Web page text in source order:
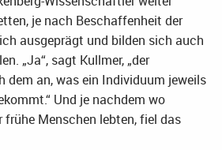
je nach Beschaffenheit der
ausgeprägt und bilden sich auch
„Ja“, sagt Kullmer, „der
dem an, was ein Individuum jeweils
Und je nachdem wo
frühe Menschen lebten, fiel das